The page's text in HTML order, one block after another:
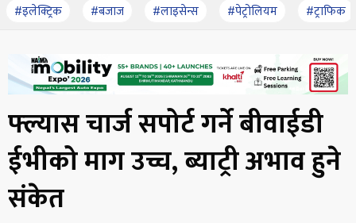
#इलेक्ट्रिक #बजाज #लाइसेन्स #पेट्रोलियम #ट्राफिक
फ्ल्यास चार्ज सपोर्ट गर्ने बीवाईडी
ईभीको माग उच्च, ब्याट्री अभाव हुने
संकेत